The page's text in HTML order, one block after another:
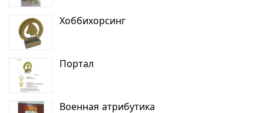
Хоббихорсинг
Портал
Военная атрибутика